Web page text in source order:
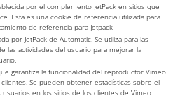
por el complemento JetPack en sitios que
Esta es una cookie de referencia utilizada para
de referencia para Jetpack
por JetPack de Automatic. Se utiliza para las
las actividades del usuario para mejorar la
garantiza la funcionalidad del reproductor Vimeo
Se pueden obtener estadísticas sobre el
en los sitios de los clientes de Vimeo